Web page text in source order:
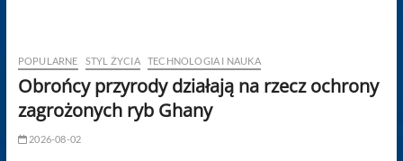
POPULARNE STYL ŻYCIA TECHNOLOGIA I NAUKA
Obrońcy przyrody działają na rzecz ochrony
zagrożonych ryb Ghany
2026-08-02